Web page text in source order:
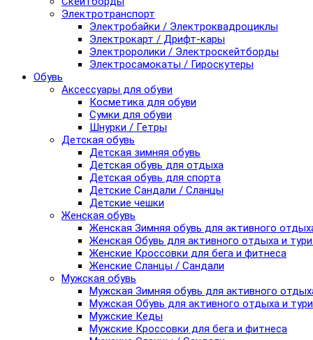
Электротранспорт
Электробайки / Электроквадроциклы
Электрокарт / Дрифт-кары
Электроролики / Электроскейтборды
Электросамокаты / Гироскутеры
Обувь
Аксессуары для обуви
Косметика для обуви
Сумки для обуви
Шнурки / Гетры
Детская обувь
Детская зимняя обувь
Детская обувь для отдыха
Детская обувь для спорта
Детские Сандали / Сланцы
Детские чешки
Женская обувь
Женская Зимняя обувь для активного
Женская Обувь для активного отдыха и
Женские Кроссовки для бега и фитнеса
Женские Сланцы / Сандали
Мужская обувь
Мужская Зимняя обувь для активного
Мужская Обувь для активного отдыха и
Мужские Кеды
Мужские Кроссовки для бега и фитнеса